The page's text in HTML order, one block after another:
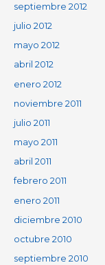
septiembre 2012
julio 2012
mayo 2012
abril 2012
enero 2012
noviembre 2011
julio 2011
mayo 2011
abril 2011
febrero 2011
enero 2011
diciembre 2010
octubre 2010
septiembre 2010